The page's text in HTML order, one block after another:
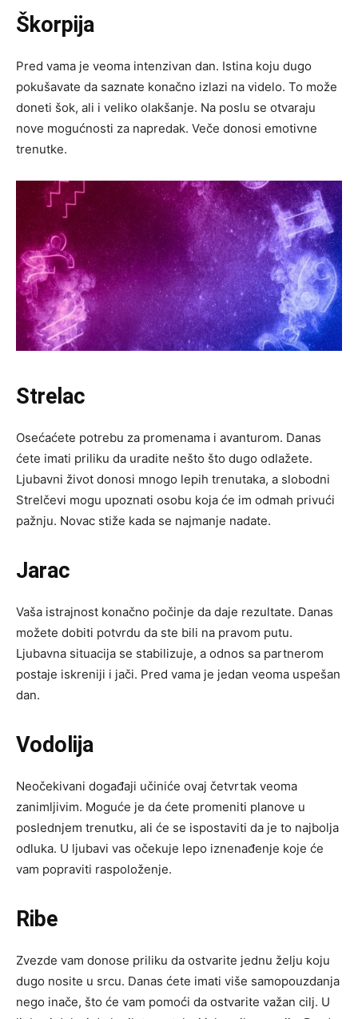
Škorpija
Pred vama je veoma intenzivan dan. Istina koju dugo
pokušavate da saznate konačno izlazi na videlo. To može
doneti šok, ali i veliko olakšanje. Na poslu se otvaraju
nove mogućnosti za napredak. Veče donosi emotivne
trenutke.
Strelac
Osećaćete potrebu za promenama i avanturom. Danas
ćete imati priliku da uradite nešto što dugo odlažete.
Ljubavni život donosi mnogo lepih trenutaka, a slobodni
Strelčevi mogu upoznati osobu koja će im odmah privući
pažnju. Novac stiže kada se najmanje nadate.
Jarac
Vaša istrajnost konačno počinje da daje rezultate. Danas
možete dobiti potvrdu da ste bili na pravom putu.
Ljubavna situacija se stabilizuje, a odnos sa partnerom
postaje iskreniji i jači. Pred vama je jedan veoma uspešan
dan.
Vodolija
Neočekivani događaji učiniće ovaj četvrtak veoma
zanimljivim. Moguće je da ćete promeniti planove u
poslednjem trenutku, ali će se ispostaviti da je to najbolja
odluka. U ljubavi vas očekuje lepo iznenađenje koje će
vam popraviti raspoloženje.
Ribe
Zvezde vam donose priliku da ostvarite jednu želju koju
dugo nosite u srcu. Danas ćete imati više samopouzdanja
nego inače, što će vam pomoći da ostvarite važan cilj. U